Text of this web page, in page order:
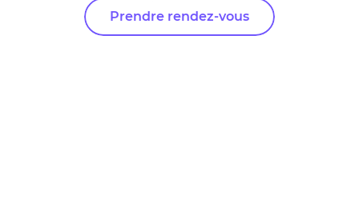
Prendre rendez-vous